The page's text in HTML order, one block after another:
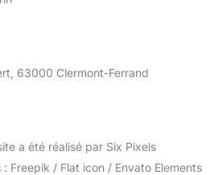
63000 Clermont-Ferrand
a été réalisé par Six Pixels
Freepik / Flat icon / Envato Elements